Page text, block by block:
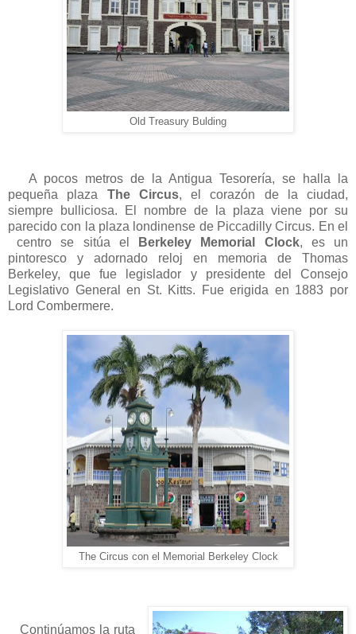
Old Treasury Bulding
A pocos metros de la Antigua Tesorería, se halla la
pequeña plaza The Circus, el corazón de la ciudad,
siempre bulliciosa. El nombre de la plaza viene por su
parecido con la plaza londinense de Piccadilly Circus. En el
centro se sitúa el
Berkeley Memorial Clock, es un
pintoresco y adornado reloj en memoria de Thomas
Berkeley, que fue legislador y presidente del Consejo
Legislativo General en St. Kitts. Fue erigida en 1883 por
Lord Combermere.
The Circus con el Memorial Berkeley Clock
Continúamos la ruta